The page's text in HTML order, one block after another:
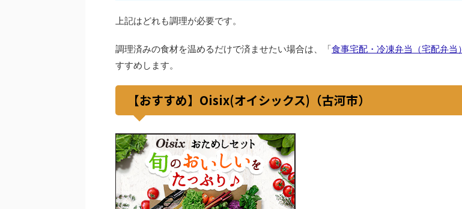
上記はどれも調理が必要です。
調理済みの食材を温めるだけで済ませたい場合は、「食事宅配・冷凍弁当（宅配弁当）
すすめします。
【おすすめ】Oisix(オイシックス)（古河市）